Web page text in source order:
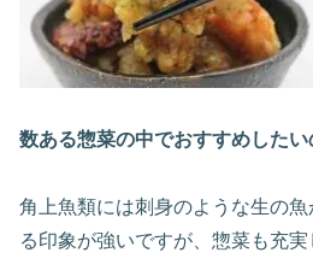
数ある惣菜の中でおすすめしたい
角上魚類には刺身のような生の
る印象が強いですが、惣菜も充実